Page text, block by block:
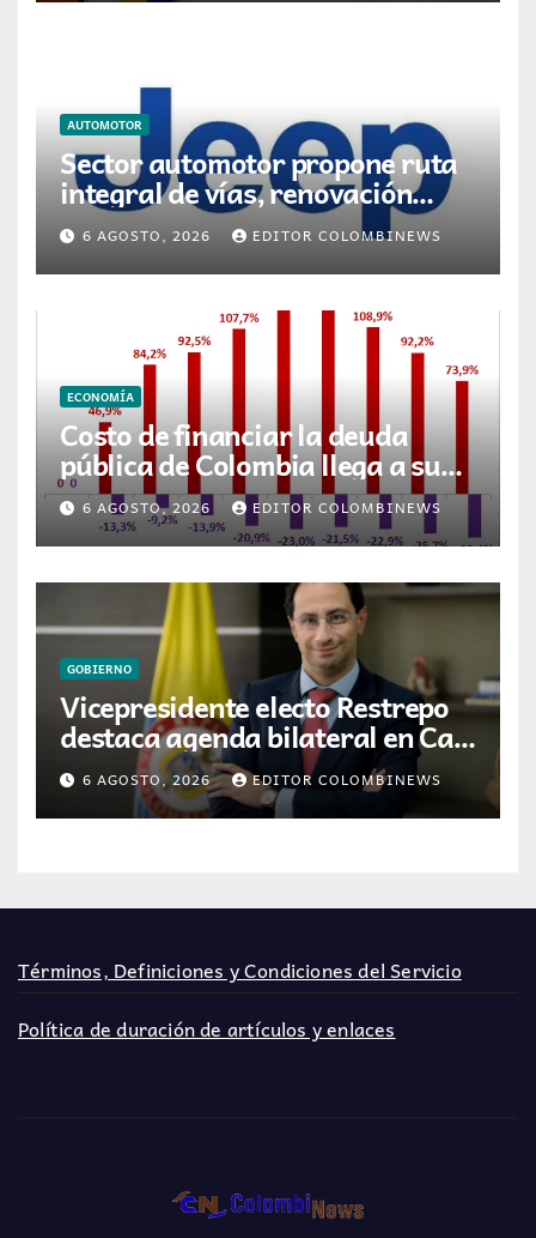
AUTOMOTOR
Sector automotor propone ruta
integral de vías, renovación
vehicular y transición energética
para movilidad en Colombia
6 AGOSTO, 2026 EDITOR COLOMBINEWS
ECONOMÍA
Costo de financiar la deuda
pública de Colombia llega a su
nivel más alto en 17 años
6 AGOSTO, 2026 EDITOR COLOMBINEWS
GOBIERNO
Vicepresidente electo Restrepo
destaca agenda bilateral en Cali
previo a la posesión presidencial
6 AGOSTO, 2026 EDITOR COLOMBINEWS
Términos, Definiciones y Condiciones del Servicio
Política de duración de artículos y enlaces